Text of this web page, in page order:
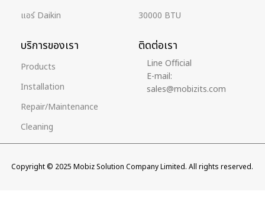
แอร์ Daikin
30000 BTU
บริการของเรา
Products
Installation
Repair/Maintenance
Cleaning
ติดต่อเรา
Line Official
E-mail:
sales@mobizits.com
Copyright © 2025 Mobiz Solution Company Limited. All rights reserved.